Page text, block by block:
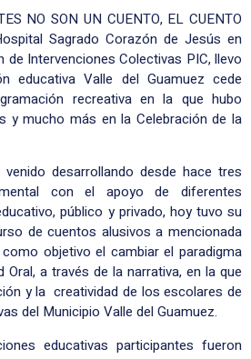
NO SON UN CUENTO, EL CUENTO
Sagrado Corazón de Jesús en
Intervenciones Colectivas PIC, llevo
educativa Valle del Guamuez cede
recreativa en la que hubo
y mucho más en la Celebración de la
desarrollando desde hace tres
con el apoyo de diferentes
público y privado, hoy tuvo su
de cuentos alusivos a mencionada
objetivo el cambiar el paradigma
Oral, a través de la narrativa, en la que
y la creatividad de los escolares de
del Municipio Valle del Guamuez.
educativas participantes fueron